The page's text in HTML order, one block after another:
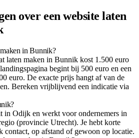
over een website laten
in Bunnik?
laten maken in Bunnik kost 1.500 euro
begint bij 500 euro en een
euro. De exacte prijs hangt af van de
Bereken vrijblijvend een indicatie via
in Odijk en werkt voor ondernemers in
(provincie Utrecht). Je hebt korte
contact, op afstand of gewoon op locatie.